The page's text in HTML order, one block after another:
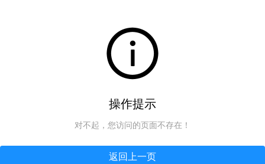
操作提示
对不起，您访问的页面不存在！
返回上一页